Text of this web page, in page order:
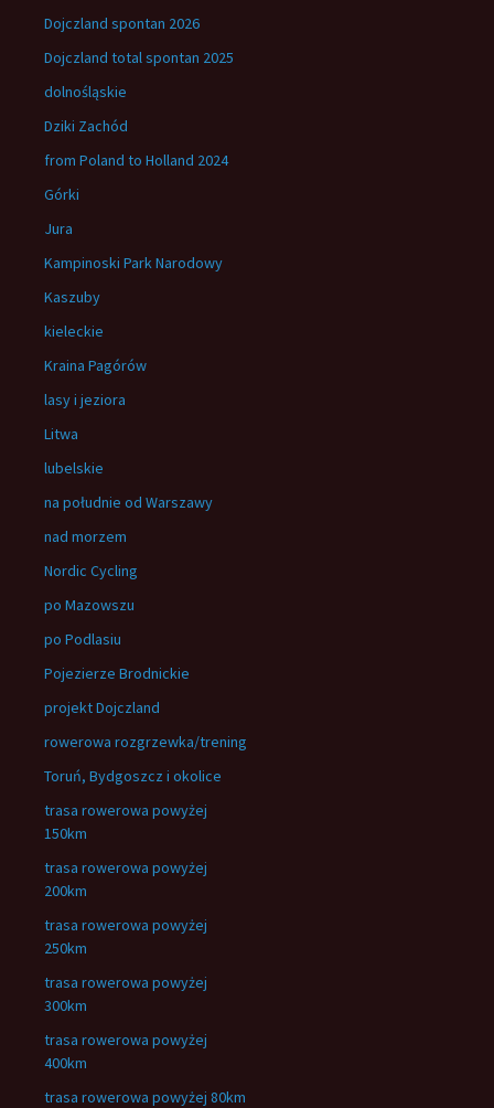
Dojczland spontan 2026
Dojczland total spontan 2025
dolnośląskie
Dziki Zachód
from Poland to Holland 2024
Górki
Jura
Kampinoski Park Narodowy
Kaszuby
kieleckie
Kraina Pagórów
lasy i jeziora
Litwa
lubelskie
na południe od Warszawy
nad morzem
Nordic Cycling
po Mazowszu
po Podlasiu
Pojezierze Brodnickie
projekt Dojczland
rowerowa rozgrzewka/trening
Toruń, Bydgoszcz i okolice
trasa rowerowa powyżej
150km
trasa rowerowa powyżej
200km
trasa rowerowa powyżej
250km
trasa rowerowa powyżej
300km
trasa rowerowa powyżej
400km
trasa rowerowa powyżej 80km